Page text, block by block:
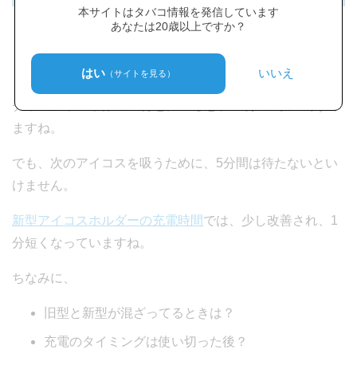
本サイトはタバコ情報を発信しています
あなたは20歳以上ですか？
はい （サイトを見る） いいえ
チャージャー本体の90分と比べると、18分の1以上ですみ
ますね。
でも、次のアイコスを吸うために、5分間は待たないとい
けません。
新型アイコスホルダーの充電時間では、少し改善され、1
分短くなっていますね。
ちなみに、
旧型と新型が混ざってるときは？
充電のタイミングは使い切った後？